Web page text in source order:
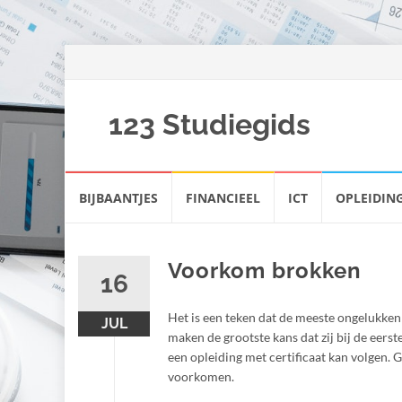
123 Studiegids
naarBIJBAANTJES FINANCIEEL ICT
16
JUL
Voorkom brokken
Het is een teken dat de meeste
maken de grootste kans dat zij bij de
een opleiding met certificaat kan volgen.
voorkomen.